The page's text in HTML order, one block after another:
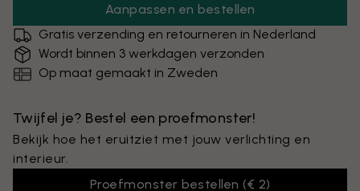
Aanpassen en bestellen
Gratis verzending en retourneren in Nederland
Wordt binnen 3 werkdagen verzonden
Op maat gemaakt in Zweden
Twijfel je? Bestel een proefmonster!
Bekijk hoe het eruitziet met jouw verlichting en
interieur.
Proefmonster bestellen (€ 2)